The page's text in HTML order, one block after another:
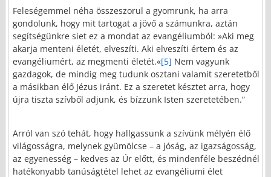
Feleségemmel néha összeszorul a gyomrunk, ha arra
gondolunk, hogy mit tartogat a jövő a számunkra, aztán
segítségünkre siet ez a mondat az evangéliumból: »Aki meg
akarja menteni életét, elveszíti. Aki elveszíti értem és az
evangéliumért, az megmenti életét.«[5] Nem vagyunk
gazdagok, de mindig meg tudunk osztani valamit szeretetből
a másikban élő Jézus iránt. Ez a szeretet késztet arra, hogy
újra tiszta szívből adjunk, és bízzunk Isten szeretetében.”
Arról van szó tehát, hogy hallgassunk a szívünk mélyén élő
világosságra, melynek gyümölcse – a jóság, az igazságosság,
az egyenesség – kedves az Úr előtt, és mindenféle beszédnél
hatékonyabb tanúságtétel lehet az evangéliumi élet